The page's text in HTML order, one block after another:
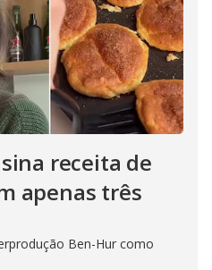
receita de
apenas três
Ben-Hur como